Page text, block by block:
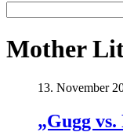
Mother
13. November
„Gugg